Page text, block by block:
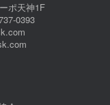
ポ天神1F
0393